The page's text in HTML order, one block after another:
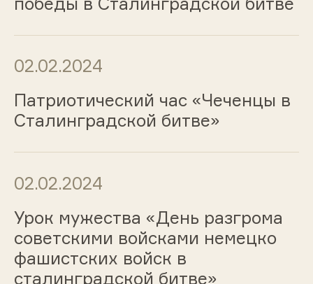
02.02.2024
Патриотический час «Чеченцы в
Сталинградской битве»
02.02.2024
Урок мужества «День разгрома
советскими войсками немецко
фашистских войск в
сталинградской битве»